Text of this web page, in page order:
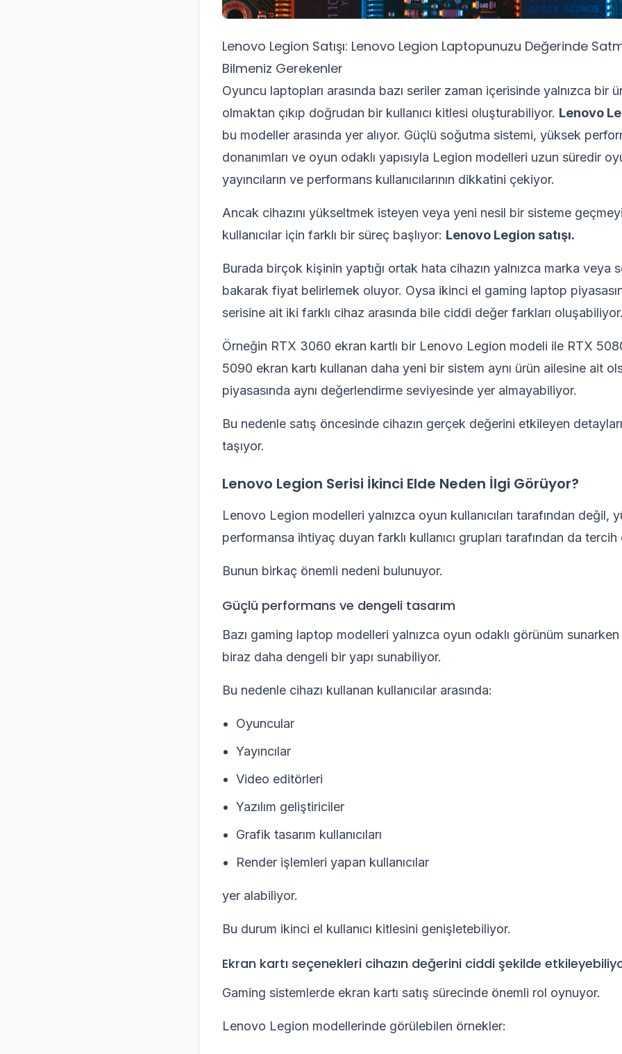
Lenovo Legion Satışı: Lenovo Legion Laptopunuzu Değerinde
Bilmeniz Gerekenler
Oyuncu laptopları arasında bazı seriler zaman içerisinde yalnızca bir
olmaktan çıkıp doğrudan bir kullanıcı kitlesi oluşturabiliyor. Lenovo
bu modeller arasında yer alıyor. Güçlü soğutma sistemi, yüksek
donanımları ve oyun odaklı yapısıyla Legion modelleri uzun süredir
yayıncıların ve performans kullanıcılarının dikkatini çekiyor.
Ancak cihazını yükseltmek isteyen veya yeni nesil bir sisteme
kullanıcılar için farklı bir süreç başlıyor: Lenovo Legion satışı.
Burada birçok kişinin yaptığı ortak hata cihazın yalnızca marka veya
bakarak fiyat belirlemek oluyor. Oysa ikinci el gaming laptop
serisine ait iki farklı cihaz arasında bile ciddi değer farkları
Örneğin RTX 3060 ekran kartlı bir Lenovo Legion modeli ile RTX
5090 ekran kartı kullanan daha yeni bir sistem aynı ürün ailesine ait
piyasasında aynı değerlendirme seviyesinde yer almayabiliyor.
Bu nedenle satış öncesinde cihazın gerçek değerini etkileyen
taşıyor.
Lenovo Legion Serisi İkinci Elde Neden İlgi Görüyor?
Lenovo Legion modelleri yalnızca oyun kullanıcıları tarafından değil,
performansa ihtiyaç duyan farklı kullanıcı grupları tarafından da
Bunun birkaç önemli nedeni bulunuyor.
Güçlü performans ve dengeli tasarım
Bazı gaming laptop modelleri yalnızca oyun odaklı görünüm
biraz daha dengeli bir yapı sunabiliyor.
Bu nedenle cihazı kullanan kullanıcılar arasında:
Oyuncular
Yayıncılar
Video editörleri
Yazılım geliştiriciler
Grafik tasarım kullanıcıları
Render işlemleri yapan kullanıcılar
yer alabiliyor.
Bu durum ikinci el kullanıcı kitlesini genişletebiliyor.
Ekran kartı seçenekleri cihazın değerini ciddi şekilde
Gaming sistemlerde ekran kartı satış sürecinde önemli rol oynuyor.
Lenovo Legion modellerinde görülebilen örnekler: